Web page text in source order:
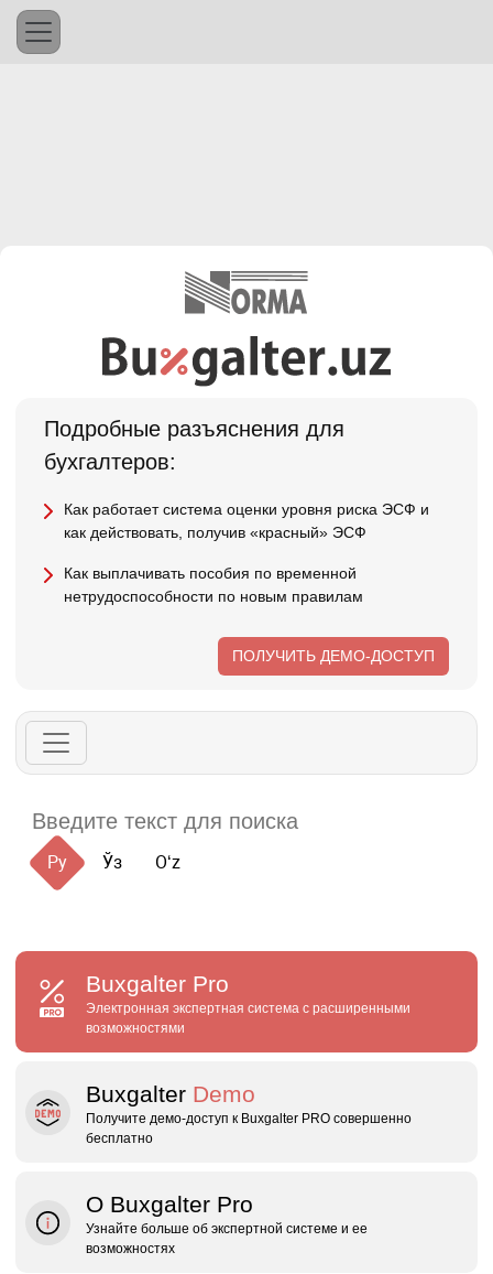
Подробные разъяснения для
бухгалтеров:
Как работает система оценки уровня риска ЭСФ и
как действовать, получив «красный» ЭСФ
Как выплачивать пособия по временной
нетрудоспособности по новым правилам
ПОЛУЧИТЬ ДЕМО-ДОСТУП
Ру Ўз Oʻz
Buxgalter Pro
Электронная экспертная система с расширенными
возможностями
Buxgalter Demo
Получите демо‑доступ к Buxgalter PRO совершенно
бесплатно
О Buxgalter Pro
Узнайте больше об экспертной системе и ее
возможностях